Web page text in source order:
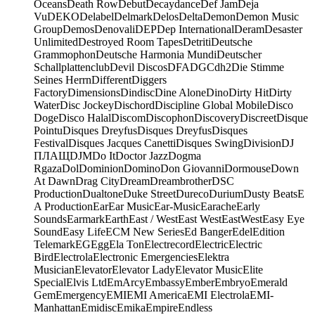
OceansDeath RowDebutDecaydanceDef JamDeja
VuDEKODelabelDelmarkDelosDeltaDemonDemon Music
GroupDemosDenovaliDEPDep InternationalDeramDesaster
UnlimitedDestroyed Room TapesDetritiDeutsche
GrammophonDeutsche Harmonia MundiDeutscher
SchallplattenclubDevil DiscosDFADGCdh2Die Stimme
Seines HerrnDifferentDiggers
FactoryDimensionsDindiscDine AloneDinoDirty HitDirty
WaterDisc JockeyDischordDiscipline Global MobileDisco
DogeDisco HalalDiscomDiscophonDiscoveryDiscreetDisque
PointuDisques DreyfusDisques DreyfusDisques
FestivalDisques Jacques CanettiDisques SwingDivisionDJ
ПЛАЩDJMDo ItDoctor JazzDogma
RgazaDolDominionDominoDon GiovanniDormouseDown
At DawnDrag CityDreamDreambrotherDSC
ProductionDualtoneDuke StreetDurecoDuriumDusty BeatsE
A ProductionEarEar MusicEar-MusicEaracheEarly
SoundsEarmarkEarthEast / WestEast WestEastWestEasy Eye
SoundEasy LifeECM New SeriesEd BangerEdelEdition
TelemarkEGEggEla TonElectrecordElectricElectric
BirdElectrolaElectronic EmergenciesElektra
MusicianElevatorElevator LadyElevator MusicElite
SpecialElvis LtdEmArcyEmbassyEmberEmbryoEmerald
GemEmergencyEMIEMI AmericaEMI ElectrolaEMI-
ManhattanEmidiscEmikaEmpireEndless